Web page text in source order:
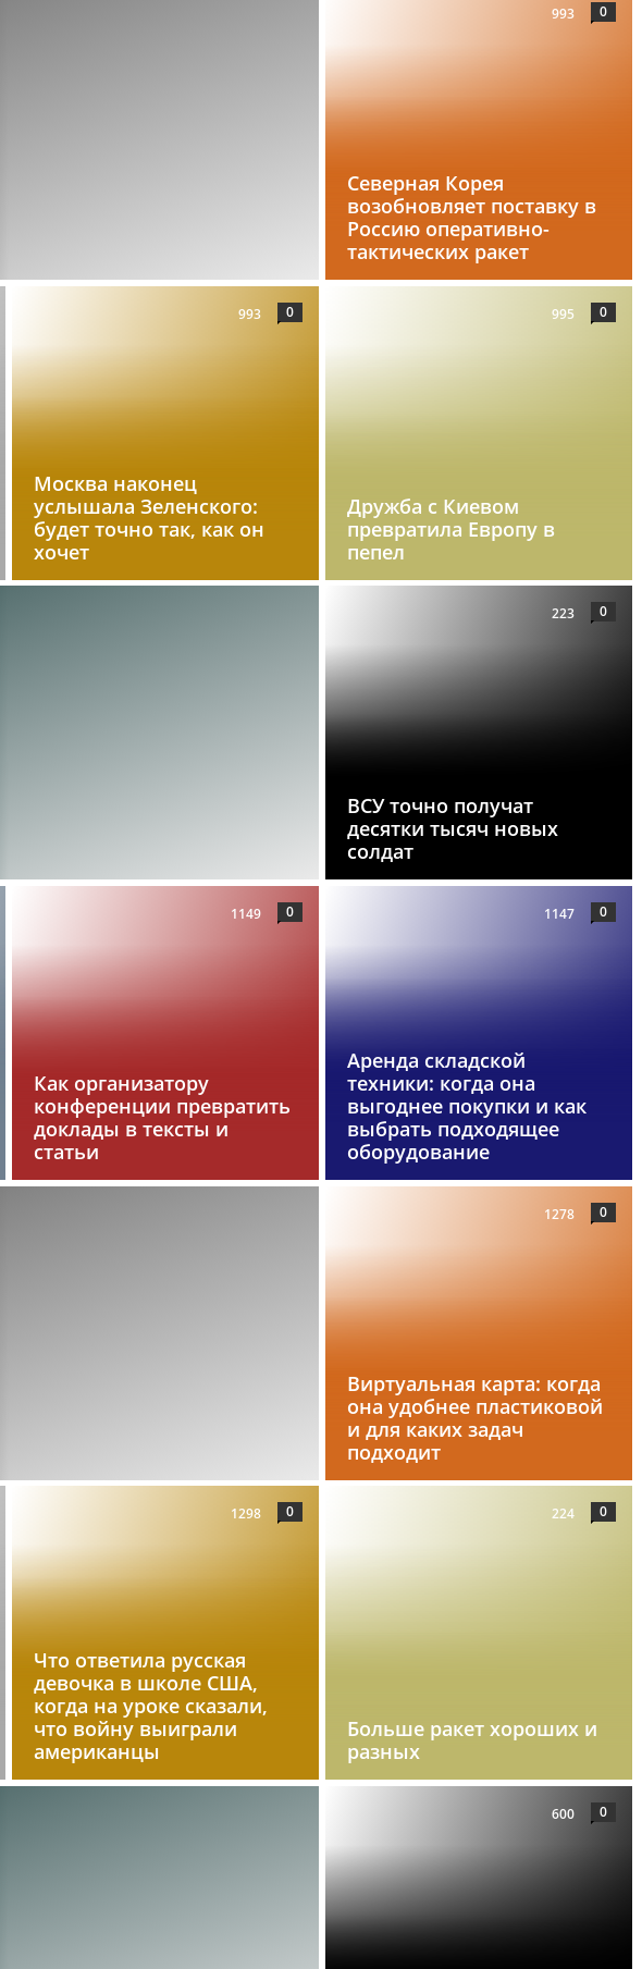
Северная Корея
возобновляет поставку в
Россию оперативно-
тактических ракет
993 0
Москва наконец
услышала Зеленского:
будет точно так, как он
хочет
993 0
Дружба с Киевом
превратила Европу в
пепел
995 0
ВСУ точно получат
десятки тысяч новых
солдат
223 0
Как организатору
конференции превратить
доклады в тексты и
статьи
1149 0
Аренда складской
техники: когда она
выгоднее покупки и как
выбрать подходящее
оборудование
1147 0
Виртуальная карта: когда
она удобнее пластиковой
и для каких задач
подходит
1278 0
Что ответила русская
девочка в школе США,
когда на уроке сказали,
что войну выиграли
американцы
1298 0
Больше ракет хороших и
разных
224 0
600 0